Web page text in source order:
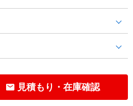
見積もり・在庫確認